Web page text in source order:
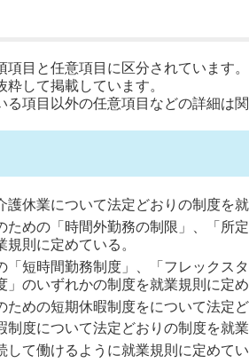
項目と任意項目に区分されています。
して掲載しています。
る項目以外の任意項目などの詳細は
護休業について法定どおりの制度を
ための「時間外勤務の制限」、「所
規則に定めている。
「短時間勤務制度」、「フレックス
」のいずれかの制度を就業規則に定め
ための短期休暇制度をについて法定
制度について法定どおりの制度を就業
して働けるように就業規則に定めてい